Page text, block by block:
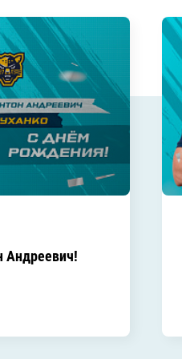
Андреевич!